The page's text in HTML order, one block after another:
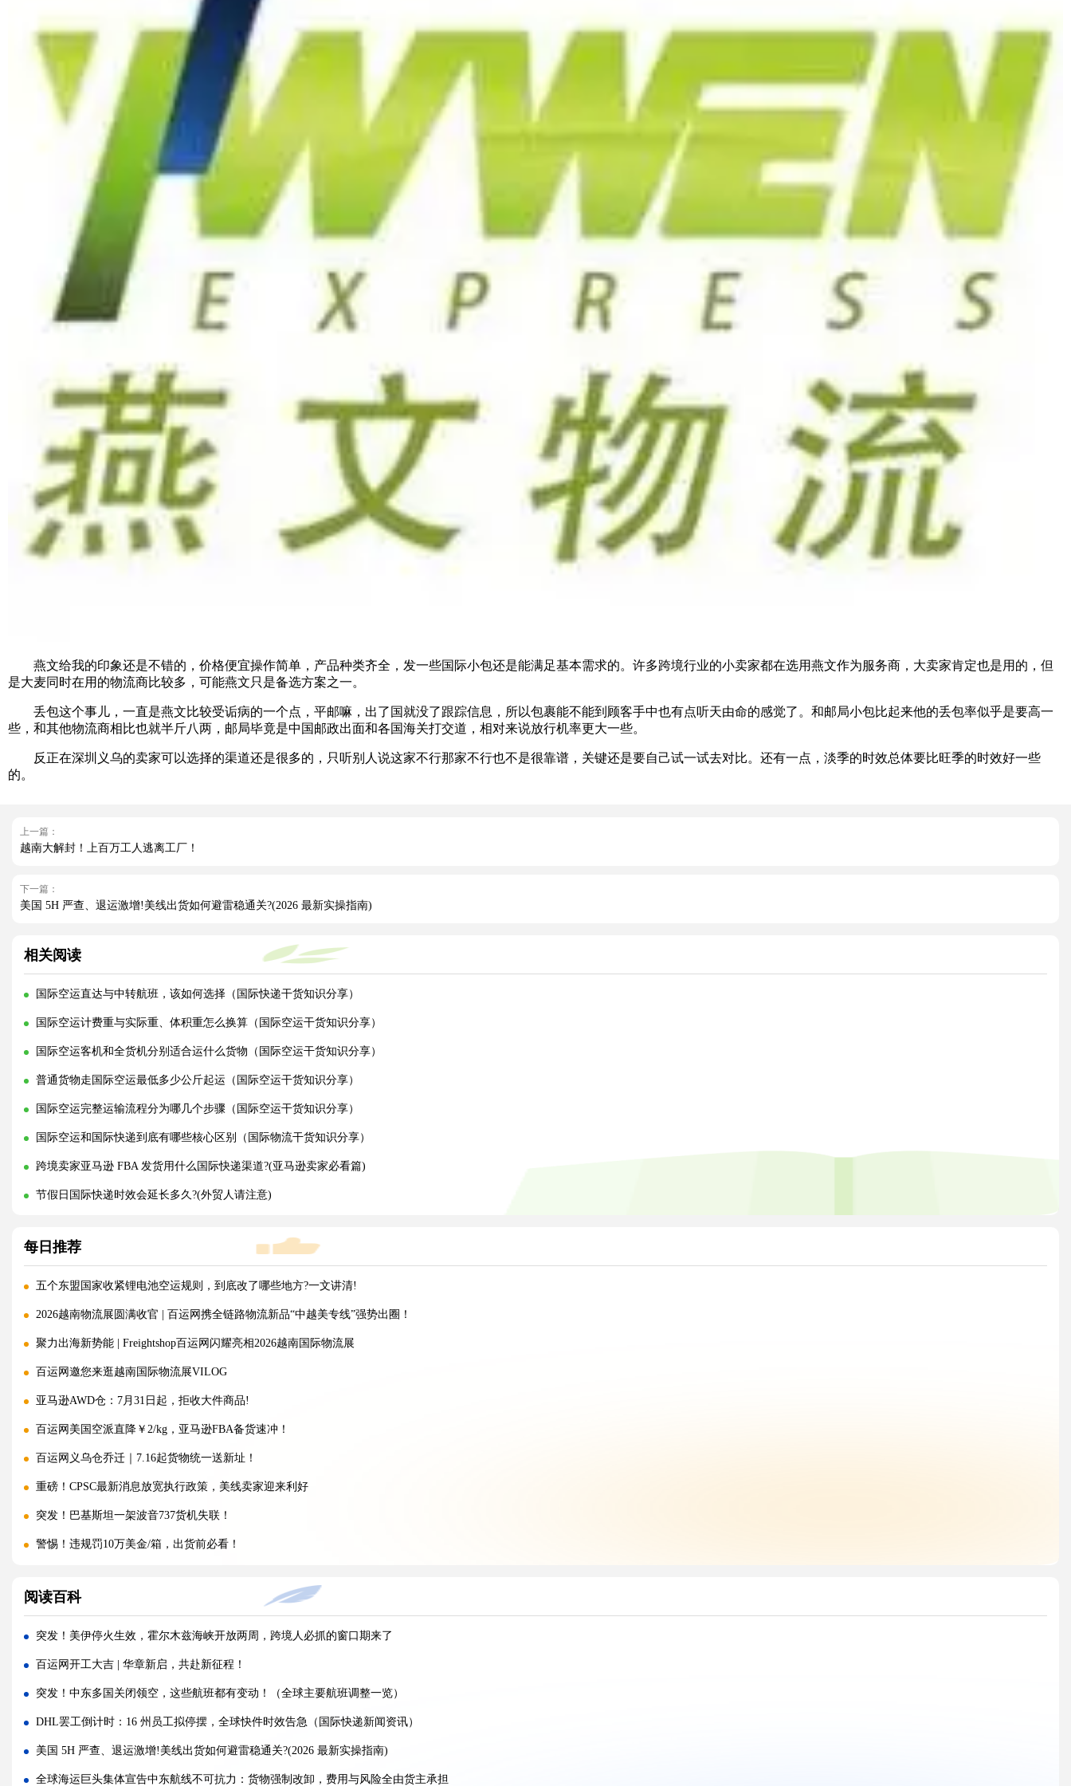
燕文给我的印象还是不错的，价格便宜操作简单，产品种类齐全，发一些国际小包还是能满足基本需求的。许多跨境行业的小卖家都在选用燕文作为服务商，大卖家肯定也是用的，但
是大麦同时在用的物流商比较多，可能燕文只是备选方案之一。
丢包这个事儿，一直是燕文比较受诟病的一个点，平邮嘛，出了国就没了跟踪信息，所以包裹能不能到顾客手中也有点听天由命的感觉了。和邮局小包比起来他的丢包率似乎是要高一
些，和其他物流商相比也就半斤八两，邮局毕竟是中国邮政出面和各国海关打交道，相对来说放行机率更大一些。
反正在深圳义乌的卖家可以选择的渠道还是很多的，只听别人说这家不行那家不行也不是很靠谱，关键还是要自己试一试去对比。还有一点，淡季的时效总体要比旺季的时效好一些
的。
上一篇：
越南大解封！上百万工人逃离工厂！
下一篇：
美国 5H 严查、退运激增!美线出货如何避雷稳通关?(2026 最新实操指南)
相关阅读
国际空运直达与中转航班，该如何选择（国际快递干货知识分享）
国际空运计费重与实际重、体积重怎么换算（国际空运干货知识分享）
国际空运客机和全货机分别适合运什么货物（国际空运干货知识分享）
普通货物走国际空运最低多少公斤起运（国际空运干货知识分享）
国际空运完整运输流程分为哪几个步骤（国际空运干货知识分享）
国际空运和国际快递到底有哪些核心区别（国际物流干货知识分享）
跨境卖家亚马逊 FBA 发货用什么国际快递渠道?(亚马逊卖家必看篇)
节假日国际快递时效会延长多久?(外贸人请注意)
每日推荐
五个东盟国家收紧锂电池空运规则，到底改了哪些地方?一文讲清!
2026越南物流展圆满收官 | 百运网携全链路物流新品“中越美专线”强势出圈！
聚力出海新势能 | Freightshop百运网闪耀亮相2026越南国际物流展
百运网邀您来逛越南国际物流展VILOG
亚马逊AWD仓：7月31日起，拒收大件商品!
百运网美国空派直降￥2/kg，亚马逊FBA备货速冲！
百运网义乌仓乔迁｜7.16起货物统一送新址！
重磅！CPSC最新消息放宽执行政策，美线卖家迎来利好
突发！巴基斯坦一架波音737货机失联！
警惕！违规罚10万美金/箱，出货前必看！
警报!美国海关连发四道“封杀令”，你的货还能顺利进美国吗?
百运网邀您来上海双年展逛展领钱啦！
百运网端午假期不打烊，各仓收发货安排速看！
高光时刻 | 百运网携“稳达美国”系列产品闪耀亮相2026赛狐ERP跨境AI增长峰会
疯涨!海运巨头集体抬价，欧线一舱难求!外贸人如何破局？
蓄势扩容，焕新启航 | 百运网32000㎡全新标准化仓库正式启用！
假期不打烊 | 百运网运作中心五一假期照常接单入库，守护每一份跨境托付！
阅读百科
突发！美伊停火生效，霍尔木兹海峡开放两周，跨境人必抓的窗口期来了
百运网开工大吉 | 华章新启，共赴新征程！
突发！中东多国关闭领空，这些航班都有变动！（全球主要航班调整一览）
DHL罢工倒计时：16 州员工拟停摆，全球快件时效告急（国际快递新闻资讯）
美国 5H 严查、退运激增!美线出货如何避雷稳通关?(2026 最新实操指南)
全球海运巨头集体宣告中东航线不可抗力：货物强制改卸，费用与风险全由货主承担